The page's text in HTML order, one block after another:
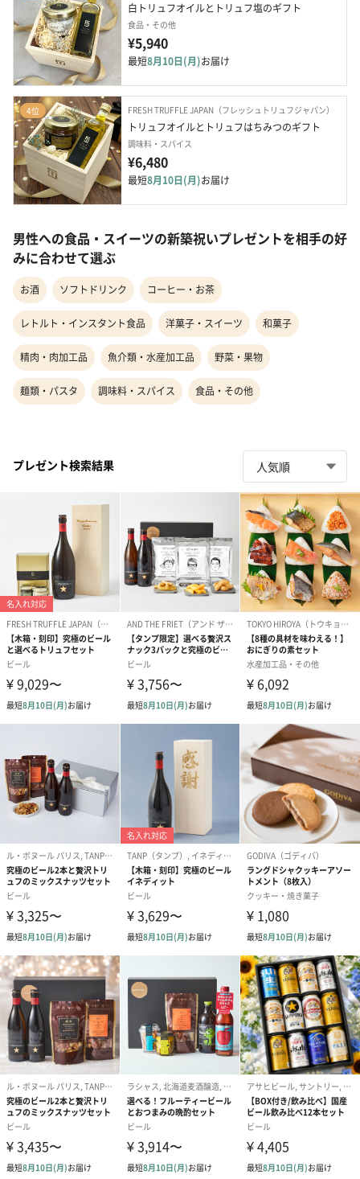
白トリュフオイルとトリュフ塩のギフト
食品・その他
¥5,940
最短8月10日(月)お届け
4位 FRESH TRUFFLE JAPAN（フレッシュトリュフジャパン）
トリュフオイルとトリュフはちみつのギフト
調味料・スパイス
¥6,480
最短8月10日(月)お届け
男性への食品・スイーツの新築祝いプレゼントを相手の好
みに合わせて選ぶ
お酒 ソフトドリンク コーヒー・お茶
レトルト・インスタント食品 洋菓子・スイーツ 和菓子
精肉・肉加工品 魚介類・水産加工品 野菜・果物
麺類・パスタ 調味料・スパイス 食品・その他
プレゼント検索結果